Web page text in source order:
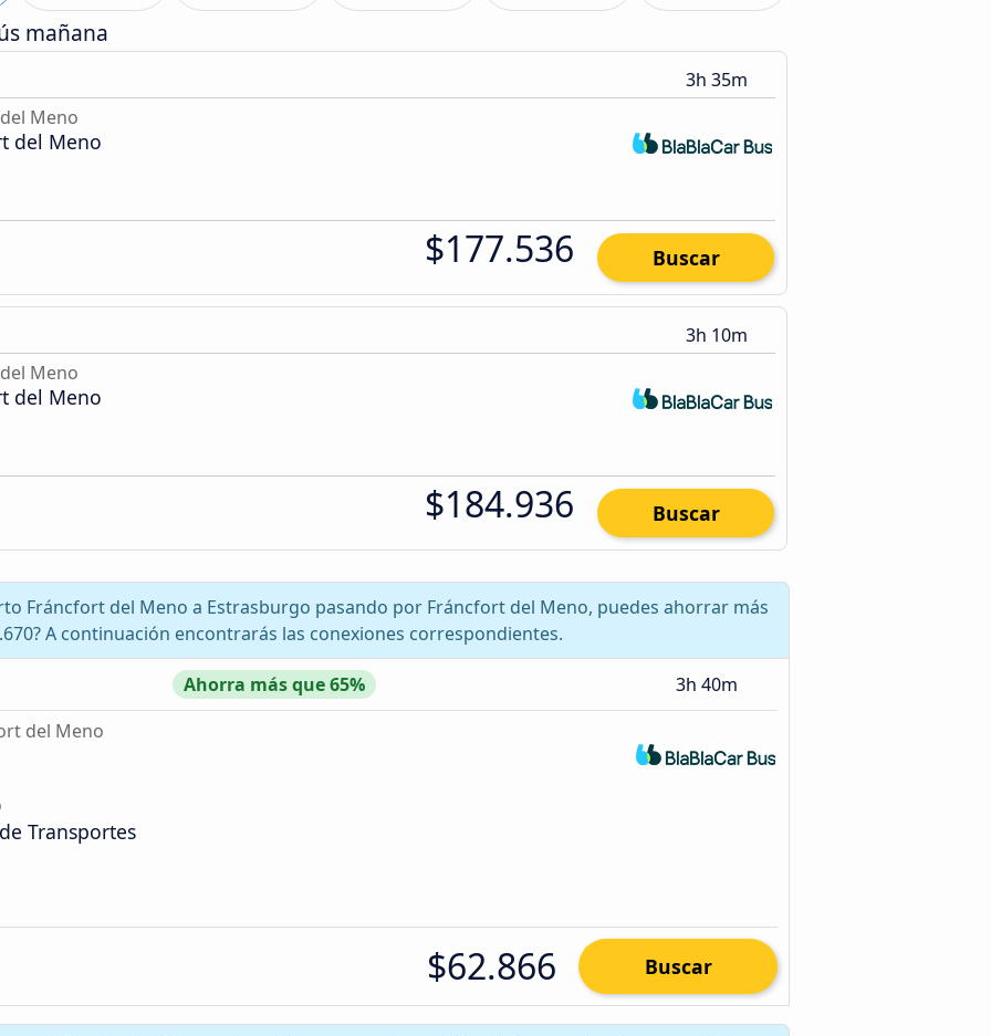
mañana
3h 35m
Meno
del Meno
$177.536 Buscar
3h 10m
Meno
del Meno
$184.936 Buscar
Fráncfort del Meno a Estrasburgo pasando por Fráncfort del Meno, puedes ahorrar más
A continuación encontrarás las conexiones correspondientes.
Ahorra más que 65%
3h 40m
del Meno
Transportes
$62.866 Buscar